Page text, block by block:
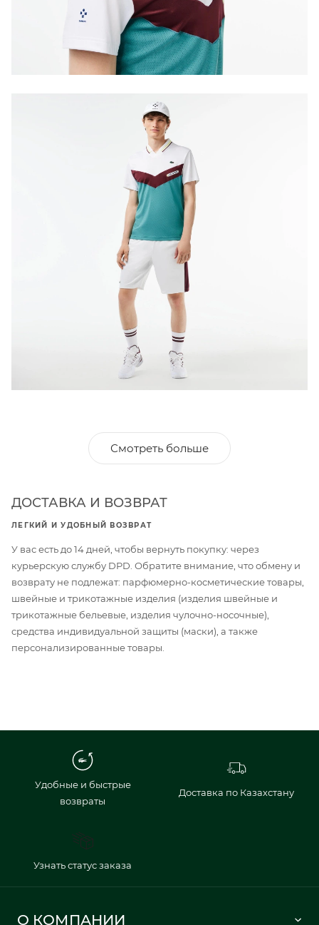
Смотреть больше
ДОСТАВКА И ВОЗВРАТ
ЛЕГКИЙ И УДОБНЫЙ ВОЗВРАТ
У вас есть до 14 дней, чтобы вернуть покупку: через
курьерскую службу DPD. Обратите внимание, что обмену и
возврату не подлежат: парфюмерно-косметические товары,
швейные и трикотажные изделия (изделия швейные и
трикотажные бельевые, изделия чулочно-носочные),
средства индивидуальной защиты (маски), а также
персонализированные товары.
Удобные и быстрые
возвраты
Доставка по Казахстану
Узнать статус заказа
О КОМПАНИИ